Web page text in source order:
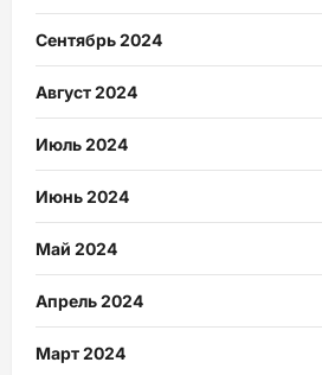
Сентябрь 2024
Август 2024
Июль 2024
Июнь 2024
Май 2024
Апрель 2024
Март 2024